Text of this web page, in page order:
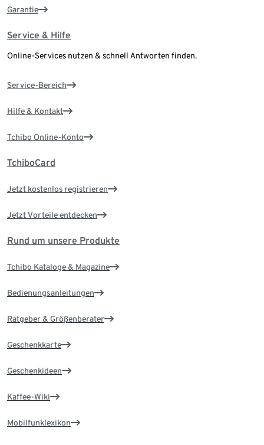
Garantie
Service & Hilfe
Online-Services nutzen & schnell Antworten finden.
Service-Bereich
Hilfe & Kontakt
Tchibo Online-Konto
TchiboCard
Jetzt kostenlos registrieren
Jetzt Vorteile entdecken
Rund um unsere Produkte
Tchibo Kataloge & Magazine
Bedienungsanleitungen
Ratgeber & Größenberater
Geschenkkarte
Geschenkideen
Kaffee-Wiki
Mobilfunklexikon